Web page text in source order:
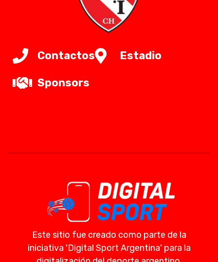
Contactos Estadio
Sponsors
Este sitio fue creado como parte de la
iniciativa 'Digital Sport Argentina' para la